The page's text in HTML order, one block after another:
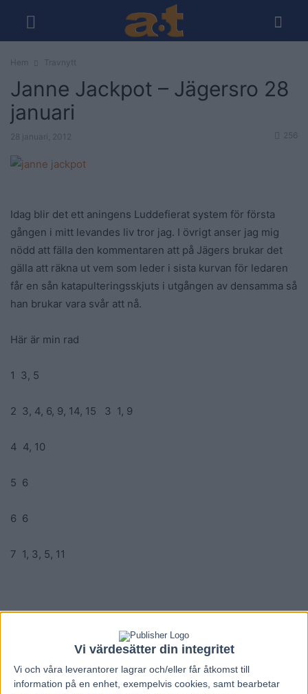
Vi värdesätter din integritet
Vi och våra leverantorer lagrar och/eller får åtkomst till
information på en enhet, exempelvis cookies, samt bearbetar
Hem Travnytt
Janne Jackpot – Jägersro 28
januari
28 januari, 2012 256
Idag blir det ett aningens Luddefierat system för första
gången i mitt levandes liv tror jag. I övrigt anser jag mig
nödd att fälla den kommentaren att på Jägers brukar det
gälla att räkna ut vem som leder i sista kurvan för ledaren
får en sån katapulteringsskjuts i utgången av densamma så
han brukar vara svår att nå.
Här är min rad
1 3, 5
2 3, 4, 6, 9, 14, 15 3 1, 9
4 4, 10
5 6
6 6
7 1, 3, 5, 11